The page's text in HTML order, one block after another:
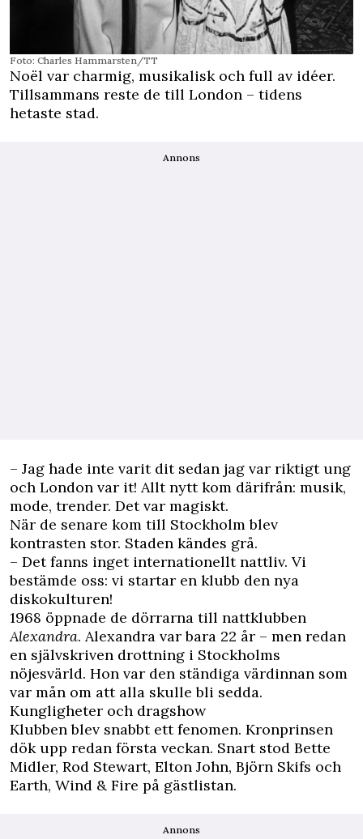
Foto: Charles Hammarsten/TT
Noël var charmig, musikalisk och full av idéer.
Tillsammans reste de till London – tidens
hetaste stad.
Annons
– Jag hade inte varit dit sedan jag var riktigt ung
och London var it! Allt nytt kom därifrån: musik,
mode, trender. Det var magiskt.
När de senare kom till Stockholm blev
kontrasten stor. Staden kändes grå.
– Det fanns inget internationellt nattliv. Vi
bestämde oss: vi startar en klubb den nya
diskokulturen!
1968 öppnade de dörrarna till nattklubben
Alexandra. Alexandra var bara 22 år – men redan
en självskriven drottning i Stockholms
nöjesvärld. Hon var den ständiga värdinnan som
var mån om att alla skulle bli sedda.
Kungligheter och dragshow
Klubben blev snabbt ett fenomen. Kronprinsen
dök upp redan första veckan. Snart stod Bette
Midler, Rod Stewart, Elton John, Björn Skifs och
Earth, Wind & Fire på gästlistan.
Annons